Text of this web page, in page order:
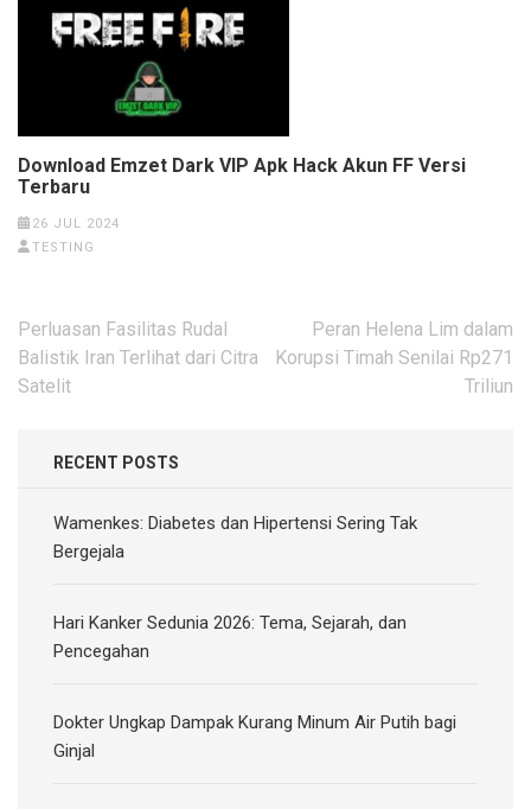
Download Emzet Dark VIP Apk Hack Akun FF Versi
Terbaru
26 JUL 2024
TESTING
Post
navigation
Perluasan Fasilitas Rudal
Balistik Iran Terlihat dari Citra
Satelit
Peran Helena Lim dalam
Korupsi Timah Senilai Rp271
Triliun
RECENT POSTS
Wamenkes: Diabetes dan Hipertensi Sering Tak
Bergejala
Hari Kanker Sedunia 2026: Tema, Sejarah, dan
Pencegahan
Dokter Ungkap Dampak Kurang Minum Air Putih bagi
Ginjal